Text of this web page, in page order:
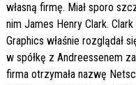
własną firmę. Miał sporo
nim James Henry Clark.
Graphics właśnie rozglądał
w spółkę z Andreessenem
firma otrzymała nazwę